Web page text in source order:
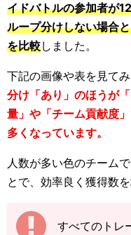
イドバトルの参加者が
ループ分けしない場合
を比較しました。
下記の画像や表を見て
分け「あり」のほうが
量」や「チーム貢献度
多くなっています。
人数が多い色のチーム
とで、効率良く獲得数
すべてのトレ